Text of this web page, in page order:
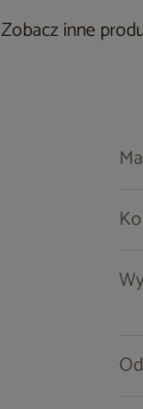
Zobacz inne